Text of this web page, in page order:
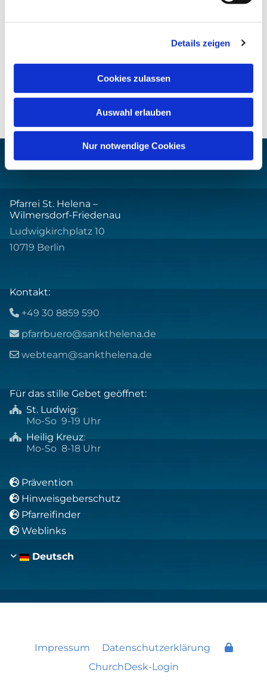
Details zeigen
Cookies zulassen
Auswahl erlauben
Nur notwendige Cookies
Pfarrei St. Helena –
Wilmersdorf-Friedenau
Ludwigkirchplatz 10
10719 Berlin
Kontakt:
 +49 30 8859 590
 pfarrbuero@sankthelena.de
 webteam@sankthelena.de
Für das stille Gebet geöffnet:
 St. Ludwig:
Mo-So 9-19 Uhr
 Heilig Kreuz:
Mo-So 8-18 Uhr
 Prävention
 Hinweisgeberschutz
 Pfarreifinder
 Weblinks
Deutsch
Impressum
Datenschutzerklärung
ChurchDesk-Login